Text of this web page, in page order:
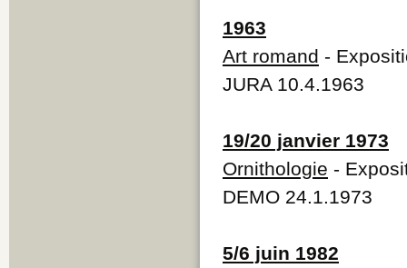
1963
Art romand -
JURA 10.4.1963
19/20 janvier 1973
Ornithologie -
DEMO 24.1.1973
5/6 juin 1982